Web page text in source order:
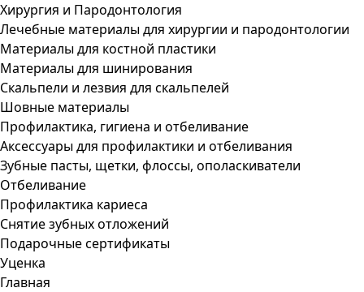
Хирургия и Пародонтология
Лечебные материалы для хирургии и пародонтологии
Материалы для костной пластики
Материалы для шинирования
Скальпели и лезвия для скальпелей
Шовные материалы
Профилактика, гигиена и отбеливание
Аксессуары для профилактики и отбеливания
Зубные пасты, щетки, флоссы, ополаскиватели
Отбеливание
Профилактика кариеса
Снятие зубных отложений
Подарочные сертификаты
Уценка
Главная